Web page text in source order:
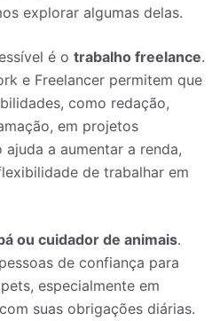
explorar algumas delas.
é o trabalho freelance.
e Freelancer permitem que
como redação,
em projetos
a aumentar a renda,
de trabalhar em
ou cuidador de animais.
de confiança para
especialmente em
suas obrigações diárias.